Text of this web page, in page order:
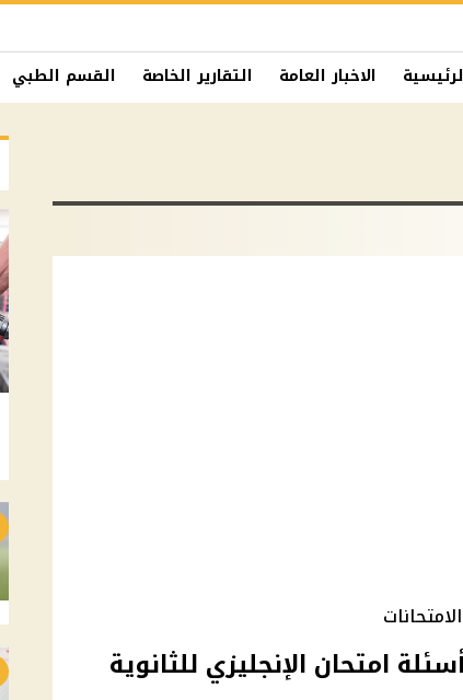
الاخبار العامة التقارير الخاصة القسم الطبي
امتحان الإنجليزي للثانوية